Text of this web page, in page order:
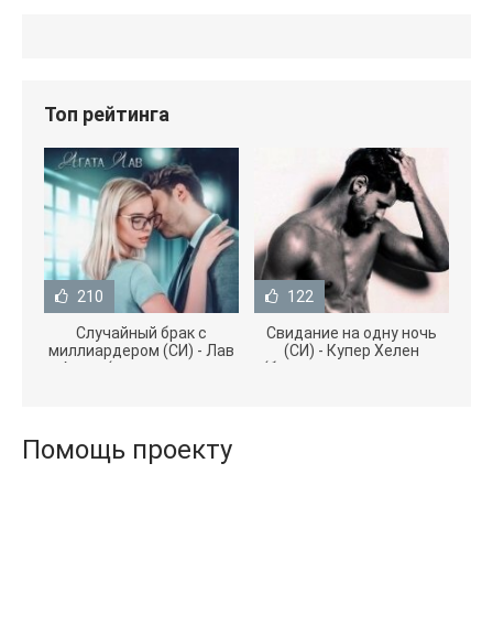
Топ рейтинга
210
Случайный брак с
миллиардером (СИ) - Лав
Агата (полная версия
122
Свидание на одну ночь
(СИ) - Купер Хелен
(бесплатные серии книг
Помощь проекту